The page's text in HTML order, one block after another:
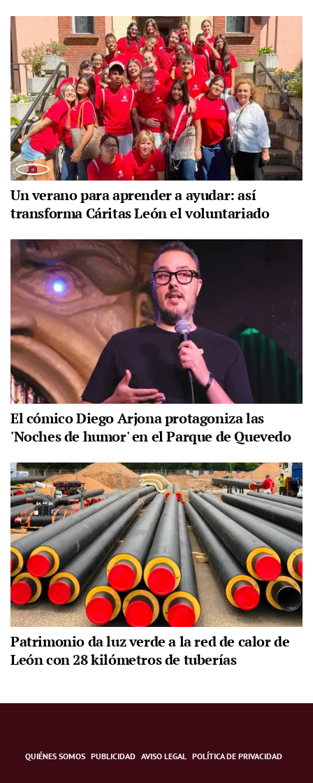
Un verano para aprender a ayudar: así
transforma Cáritas León el voluntariado
El cómico Diego Arjona protagoniza las
'Noches de humor' en el Parque de Quevedo
Patrimonio da luz verde a la red de calor de
León con 28 kilómetros de tuberías
QUIÉNES SOMOS PUBLICIDAD AVISO LEGAL POLÍTICA DE PRIVACIDAD